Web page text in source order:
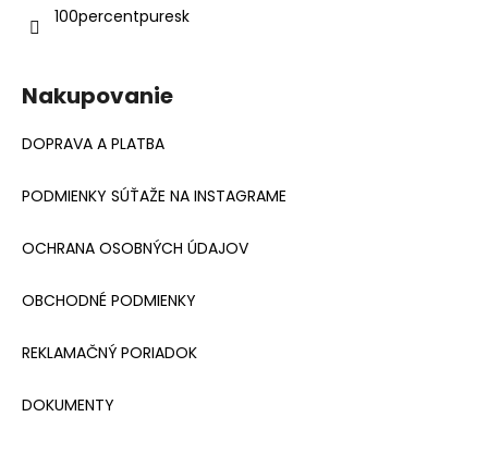
100percentpuresk
Nakupovanie
DOPRAVA A PLATBA
PODMIENKY SÚŤAŽE NA INSTAGRAME
OCHRANA OSOBNÝCH ÚDAJOV
OBCHODNÉ PODMIENKY
REKLAMAČNÝ PORIADOK
DOKUMENTY